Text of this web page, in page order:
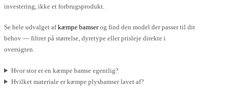
investering, ikke et forbrugsprodukt.
Se hele udvalget afkæmpe bamserog find den model der passer til dit
behov — filtrer på størrelse, dyretype eller prisleje direkte i
oversigten.
Hvor stor er en kæmpe bamse egentlig?
Hvilket materiale er kæmpe plysbamser lavet af?